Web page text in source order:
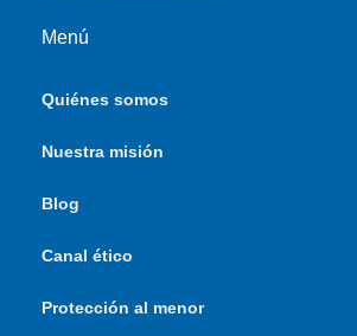
Menú
Quiénes somos
Nuestra misión
Blog
Canal ético
Protección al menor